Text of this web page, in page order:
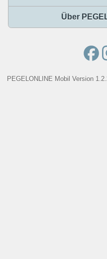
Über
PEGELONLINE Mobil Version